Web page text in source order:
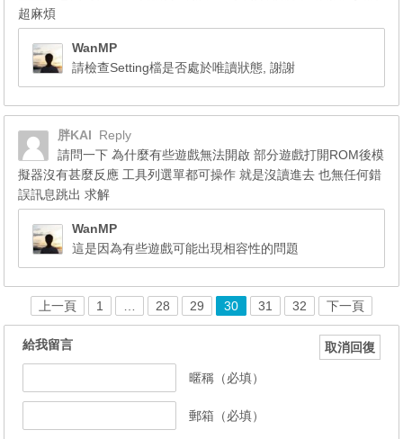
超麻煩
WanMP
請檢查Setting檔是否處於唯讀狀態, 謝謝
胖KAI
Reply
請問一下 為什麼有些遊戲無法開啟 部分遊戲打開ROM後模
擬器沒有甚麼反應 工具列選單都可操作 就是沒讀進去 也無任何錯
誤訊息跳出 求解
WanMP
這是因為有些遊戲可能出現相容性的問題
上一頁 1 … 28 29 30 31 32 下一頁
給我留言 取消回復
暱稱（必填）
郵箱（必填）